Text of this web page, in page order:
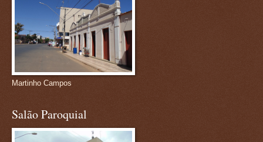
Martinho Campos
Salão Paroquial